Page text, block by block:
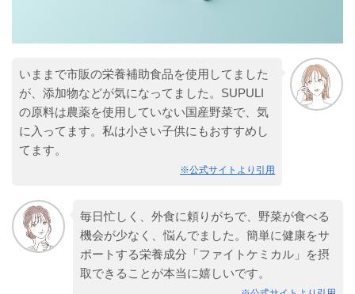
いままで市販の栄養補助食品を使用してました
が、添加物などが気になってました。SUPULI
の原料は農薬を使用していない国産野菜で、気
に入ってます。私は小さい子供にもおすすめし
てます。
※公式サイトより引用
毎日忙しく、外食に頼りがちで、野菜が食べる
機会が少なく、悩んでました。簡単に健康をサ
ポートする栄養成分「ファイトケミカル」を摂
取できることが本当に嬉しいです。